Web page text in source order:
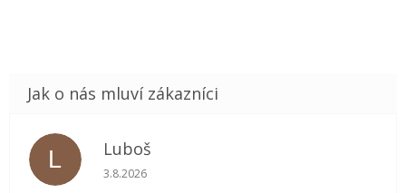
L Luboš
Hodnocení obchodu je 5 z 5 hvězdiček.
3.8.2026